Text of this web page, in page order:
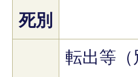
死別
転出等